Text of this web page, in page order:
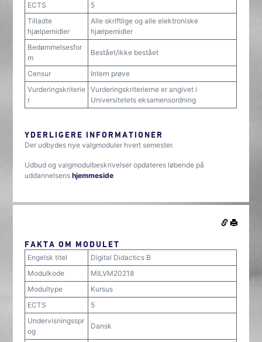
ECTS
5
Tilladte
hjælpemidler
Alle skriftlige og alle elektroniske
hjælpemidler
Bedømmelsesfor
m
Bestået/ikke bestået
Censur
Intern prøve
Vurderingskriterie
r
Vurderingskriterierne er angivet i
Universitetets eksamensordning
YDERLIGERE INFORMATIONER
Der udbydes nye valgmoduler hvert semester.
Udbud og valgmodulbeskrivelser opdateres løbende på
uddannelsenshjemmeside
FAKTA OM MODULET
Engelsk titel
Digital Didactics B
Modulkode
MILVM20218
Modultype
Kursus
ECTS
5
Undervisningsspr
og
Dansk